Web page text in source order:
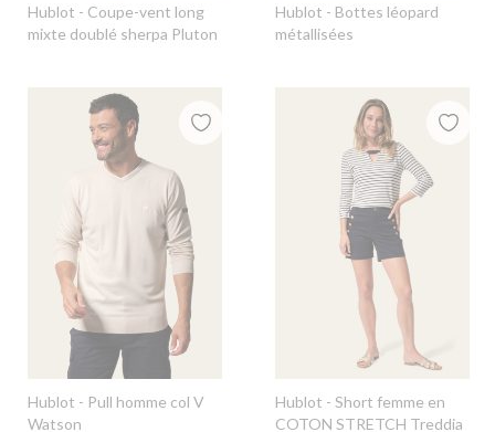
Hublot - Coupe-vent long
mixte doublé sherpa Pluton
Hublot - Bottes léopard
métallisées
Hublot - Pull homme col V
Watson
Hublot - Short femme en
COTON STRETCH Treddia